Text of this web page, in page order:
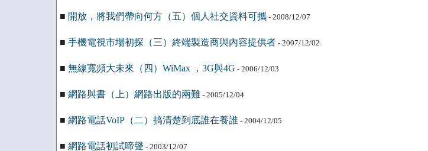
■ 開放，將我們帶向何方（五）個人社交資料可攜- 2008/12/07
■ 手機電視市場初探（三）終端製造商與內容提供者- 2007/12/02
■ 無線寬頻大未來（四）WiMax ，3G與4G - 2006/12/03
■ 網路與書（上）網路出版的兩難- 2005/12/04
■ 網路電話VoIP（二）搞清楚到底誰在養誰- 2004/12/05
■ 網路電話初試啼聲 - 2003/12/07